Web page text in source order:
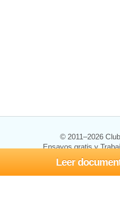
Leer
© 2011–2026
Ensayos gratis y